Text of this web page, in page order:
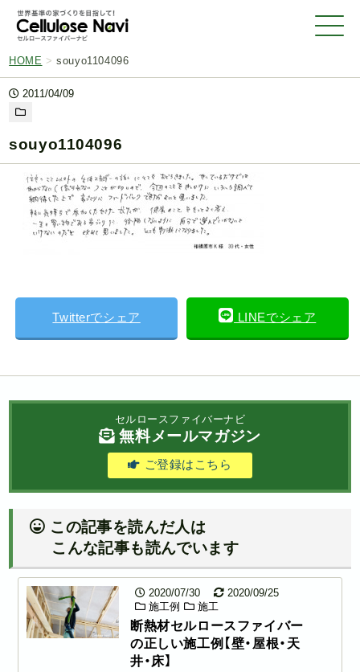
HOME >souyo1104096
2011/04/09
souyo1104096
Twitterでシェア LINEでシェア
セルロースファイバーナビ
無料メールマガジン
ご登録はこちら
この記事を読んだ人は
こんな記事も読んでいます
2020/07/30
2020/09/25
施工例
施工
断熱材セルロースファイバー
の正しい施工例【壁・屋根・天
井・床】